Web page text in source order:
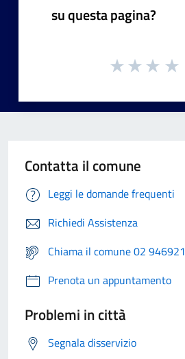
su questa pagina?
Contatta il comune
Leggi le domande frequenti
Richiedi Assistenza
Chiama il comune 02 946921
Prenota un appuntamento
Problemi in città
Segnala disservizio